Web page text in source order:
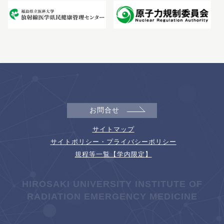
お問合せ
サイトマップ
サイトポリシー・プライバシーポリシー
規程等一覧【学内限定】
HIROSAKI UNIVERSITY INSTITUTE OF
RADIATION EMERGENCY MEDICINE